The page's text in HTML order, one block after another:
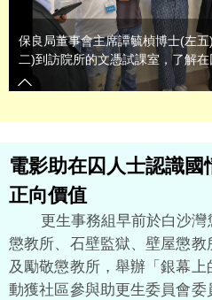
保良局董事會主席譚毓楨博士(左
二)到訪院所的文憑試課室，了解在
電影助在囚人士認識國
正向價值
更生事務組早前於白沙
懲教所、石壁監獄、壁屋懲
及勵敬懲教所，舉辦「銀幕
動獲社區參與助更生委員會委